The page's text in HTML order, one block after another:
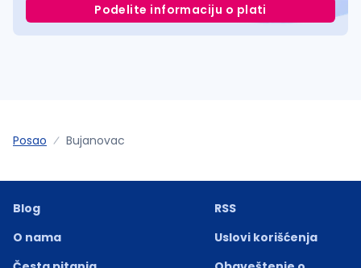
Podelite informaciju o plati
Posao Bujanovac
Blog
O nama
RSS
Uslovi korišćenja